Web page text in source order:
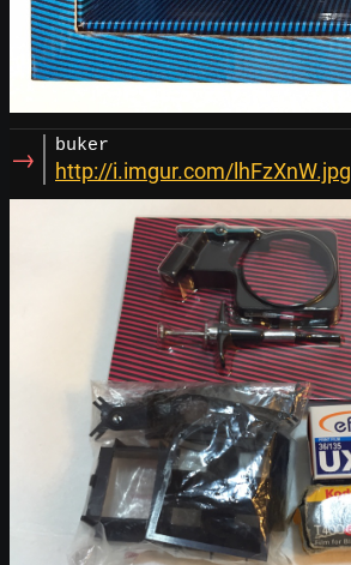
→ buker
http://i.imgur.com/lhFzXnW.jpg